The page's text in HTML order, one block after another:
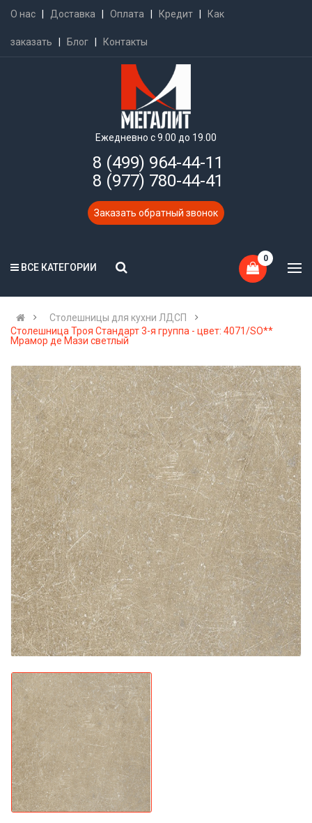
О нас Доставка Оплата Кредит Как
заказать Блог Контакты
Ежедневно с 9.00 до 19.00
8 (499) 964-44-11
8 (977) 780-44-41
Заказать обратный звонок
ВСЕ КАТЕГОРИИ
0
Cтолешницы для кухни ЛДСП
Столешница Троя Стандарт 3-я группа - цвет: 4071/SO**
Мрамор де Мази светлый